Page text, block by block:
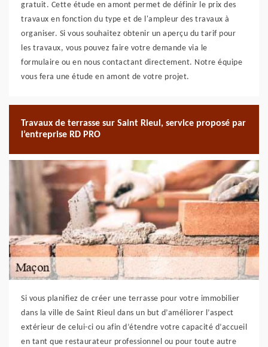
gratuit. Cette étude en amont permet de définir le prix des
travaux en fonction du type et de l'ampleur des travaux à
organiser. Si vous souhaitez obtenir un aperçu du tarif pour
les travaux, vous pouvez faire votre demande via le
formulaire ou en nous contactant directement. Notre équipe
vous fera une étude en amont de votre projet.
Travaux de terrasse sur Saint Rieul, service proposé par
l’entreprise RD PRO
Si vous planifiez de créer une terrasse pour votre immobilier
dans la ville de Saint Rieul dans un but d’améliorer l’aspect
extérieur de celui-ci ou afin d’étendre votre capacité d’accueil
en tant que restaurateur professionnel ou pour toute autre